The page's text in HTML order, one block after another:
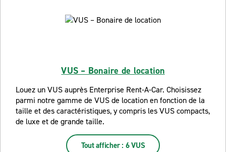
VUS – Bonaire de location
Louez un VUS auprès Enterprise Rent-A-Car. Choisissez
parmi notre gamme de VUS de location en fonction de la
taille et des caractéristiques, y compris les VUS compacts,
de luxe et de grande taille.
Tout afficher : 6 VUS